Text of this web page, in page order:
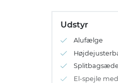
Cu vel illud
argumentum
solum sit.
Udstyr
Alufælge
Splitbagsæde
El-spejle